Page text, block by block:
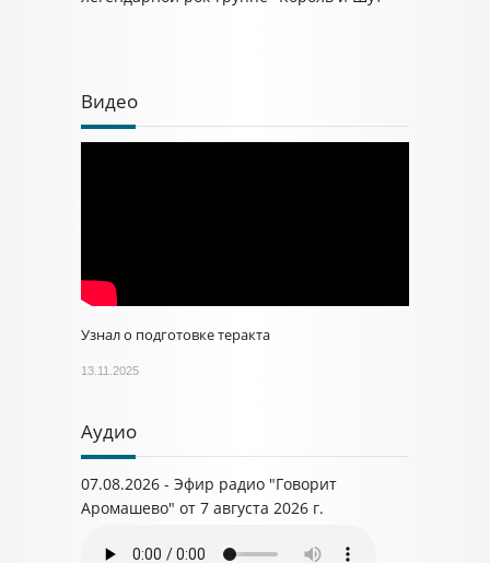
Видео
Узнал о подготовке теракта
13.11.2025
Аудио
07.08.2026 - Эфир радио "Говорит
Аромашево" от 7 августа 2026 г.